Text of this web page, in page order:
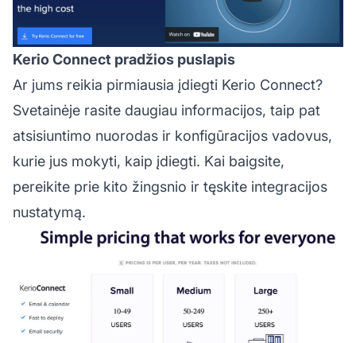
Kerio Connect pradžios puslapis
Ar jums reikia pirmiausia įdiegti Kerio Connect?
Svetainėje rasite daugiau informacijos, taip pat
atsisiuntimo nuorodas ir konfigūracijos vadovus,
kurie jus mokyti, kaip įdiegti. Kai baigsite,
pereikite prie kito žingsnio ir tęskite integracijos
nustatymą.